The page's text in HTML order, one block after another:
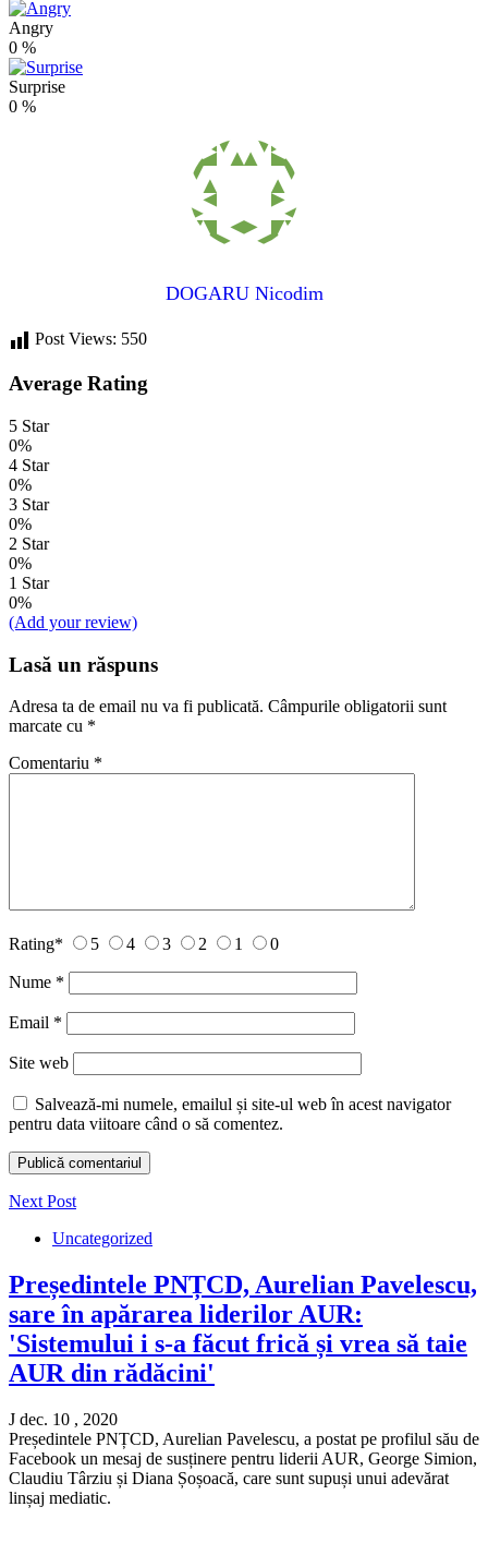
Angry
0 %
Surprise
0 %
DOGARU Nicodim
Post Views: 550
Average Rating
5 Star
0%
4 Star
0%
3 Star
0%
2 Star
0%
1 Star
0%
(Add your review)
Lasă un răspuns
Adresa ta de email nu va fi publicată. Câmpurile obligatorii sunt
marcate cu *
Comentariu *
Rating* 5 4 3 2 1 0
Nume *
Email *
Site web
Salvează-mi numele, emailul și site-ul web în acest navigator
pentru data viitoare când o să comentez.
Next Post
Uncategorized
Președintele PNȚCD, Aurelian Pavelescu,
sare în apărarea liderilor AUR:
'Sistemului i s-a făcut frică și vrea să taie
AUR din rădăcini'
J dec. 10 , 2020
Președintele PNȚCD, Aurelian Pavelescu, a postat pe profilul său de
Facebook un mesaj de susținere pentru liderii AUR, George Simion,
Claudiu Târziu și Diana Șoșoacă, care sunt supuși unui adevărat
linșaj mediatic.